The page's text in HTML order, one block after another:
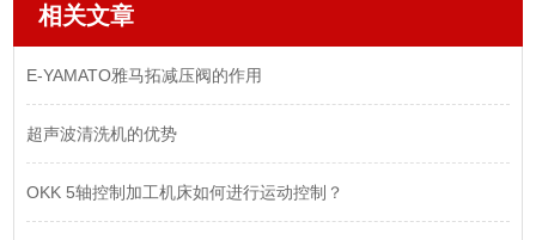
相关文章
E-YAMATO雅马拓减压阀的作用
超声波清洗机的优势
OKK 5轴控制加工机床如何进行运动控制？